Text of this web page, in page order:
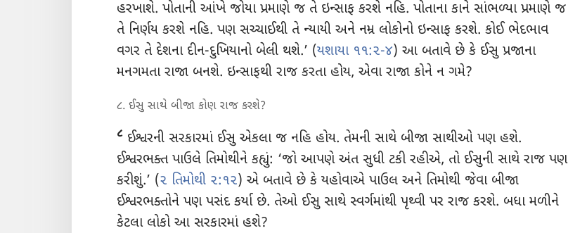
હરખાશે. પોતાની આંખે જોયા પ્રમાણે જ તે ઇન્સાફ કરશે નહિ. પોતાના કાને સાંભળ્યા પ્રમાણે જ
તે નિર્ણય કરશે નહિ. પણ સચ્ચાઈથી તે ન્યાયી અને નમ્ર લોકોનો ઇન્સાફ કરશે. કોઈ ભેદભાવ
વગર તે દેશના દીન-દુખિયાનો બેલી થશે.’ (યશાયા ૧૧:૨-૪) આ બતાવે છે કે ઈસુ પ્રજાના
મનગમતા રાજા બનશે. ઇન્સાફથી રાજ કરતા હોય, એવા રાજા કોને ન ગમે?
૮. ઈસુ સાથે બીજા કોણ રાજ કરશે?
૮ ઈશ્વરની સરકારમાં ઈસુ એકલા જ નહિ હોય. તેમની સાથે બીજા સાથીઓ પણ હશે.
ઈશ્વરભક્ત પાઉલે તિમોથીને કહ્યું: ‘જો આપણે અંત સુધી ટકી રહીએ, તો ઈસુની સાથે રાજ પણ
કરીશું.’ (૨ તિમોથી ૨:૧૨) એ બતાવે છે કે યહોવાએ પાઉલ અને તિમોથી જેવા બીજા
ઈશ્વરભક્તોને પણ પસંદ કર્યા છે. તેઓ ઈસુ સાથે સ્વર્ગમાંથી પૃથ્વી પર રાજ કરશે. બધા મળીને
કેટલા લોકો આ સરકારમાં હશે?